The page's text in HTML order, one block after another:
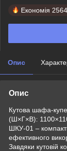
Економія
Опис
Опис
Кутова шафа-
(Ш×Г×В):
ШКУ-01 –
ефективного
Завдяки кутовій